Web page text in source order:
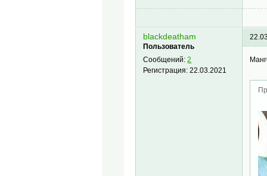
blackdeatham
Пользователь
Сообщений:2
Регистрация:22.03.2021